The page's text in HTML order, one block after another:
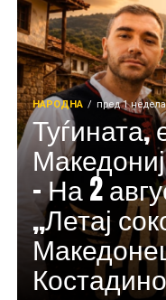
НАРОДНА пред 1 недела
Туѓината,
– На 2
„Летај